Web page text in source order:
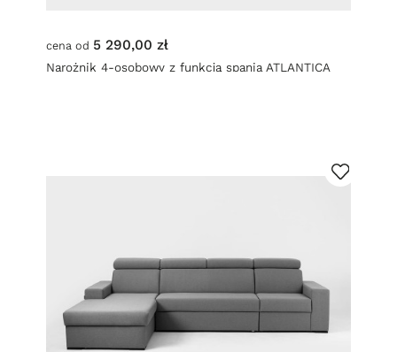
cena od 5 290,00 zł
Narożnik 4-osobowy z funkcją spania ATLANTICA